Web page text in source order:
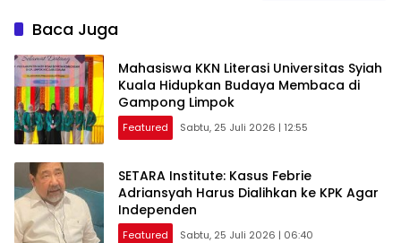
Baca Juga
Mahasiswa KKN Literasi Universitas Syiah
Kuala Hidupkan Budaya Membaca di
Gampong Limpok
Featured Sabtu, 25 Juli 2026 | 12:55
SETARA Institute: Kasus Febrie
Adriansyah Harus Dialihkan ke KPK Agar
Independen
Featured Sabtu, 25 Juli 2026 | 06:40